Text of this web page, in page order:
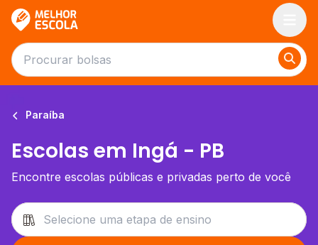
Paraíba
Escolas em Ingá - PB
Encontre escolas públicas e privadas perto de você